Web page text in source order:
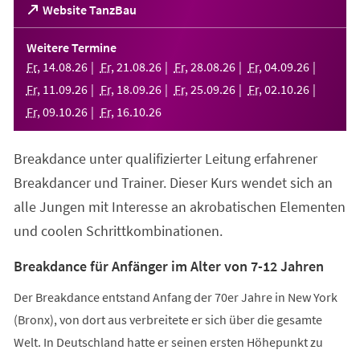
Website TanzBau
(Öffnet
in
einem
neuen
Tab)
Weitere Termine
Fr, 14.08.26 Fr, 21 .08.26 Fr, 28.08.26 Fr, 04.09.26
Fr, 11 .09.26 Fr, 18.09.26 Fr, 25.09.26 Fr, 02.10.26
Fr, 09.10.26 Fr, 16.10.26
Breakdance unter qualifizierter Leitung erfahrener
Breakdancer und Trainer. Dieser Kurs wendet sich an
alle Jungen mit Interesse an akrobatischen Elementen
und coolen Schrittkombinationen.
Breakdance für Anfänger im Alter von 7-12 Jahren
Der Breakdance entstand Anfang der 70er Jahre in New York
(Bronx), von dort aus verbreitete er sich über die gesamte
Welt. In Deutschland hatte er seinen ersten Höhepunkt zu